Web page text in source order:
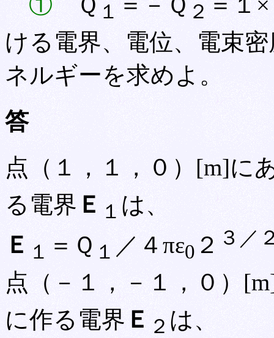
１ ２
ける電界、電位、電束
ネルギーを求めよ。
答
点（１，１，０）[m]に
る電界 Ｅ １は、
Ｅ １ ＝Ｑ １ ／４πε0 ２ ３／
点（－１，－１，０）
に作る電界Ｅ ２は、